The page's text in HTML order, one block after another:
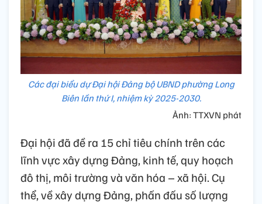
Các đại biểu dự Đại hội Đảng bộ UBND phường Long
Biên lần thứ I, nhiệm kỳ 2025-2030.
Ảnh: TTXVN phát
Đại hội đã đề ra 15 chỉ tiêu chính trên các
lĩnh vực xây dựng Đảng, kinh tế, quy hoạch
đô thị, môi trường và văn hóa – xã hội.Cụ
thể, về xây dựng Đảng, phấn đấu số lượng